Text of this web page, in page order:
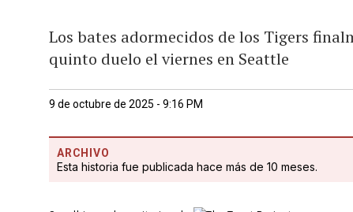
Los bates adormecidos de los Tigers
quinto duelo el viernes en Seattle
9 de octubre de 2025 - 9:16 PM
ARCHIVO
Esta historia fue publicada hace más de 10 meses.